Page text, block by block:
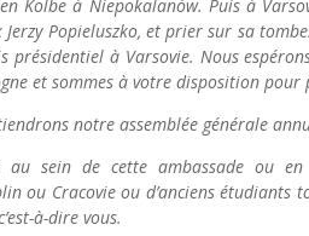
Kolbe à Niepokalanów. Puis à
Popieluszko, et prier sur sa
à Varsovie. Nous
et sommes à votre disposition pour
notre assemblée générale
au sein de cette ambassade ou
ou Cracovie ou d’anciens étudiants
à-dire vous.